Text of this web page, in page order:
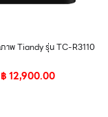
าพ Tiandy รุ่น TC-R3110
฿12,900.00